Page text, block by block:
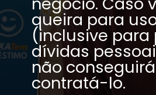
queira para
(inclusive para
dívidas
não conseguirá
contratá-lo.